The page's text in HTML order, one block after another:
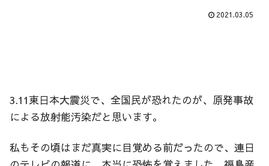
2021.03.05
3.11東日本大震災で、全国民が恐れたのが、原発事故
による放射能汚染だと思います。
私もその頃はまだ真実に目覚める前だったので、連日